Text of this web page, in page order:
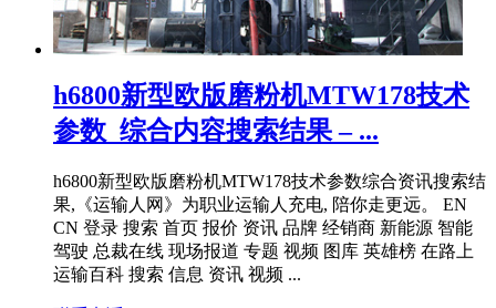
h6800新型欧版磨粉机MTW178技术
参数_综合内容搜索结果 – ...
h6800新型欧版磨粉机MTW178技术参数综合资讯搜索结
果,《运输人网》为职业运输人充电, 陪你走更远。 EN
CN 登录 搜索 首页 报价 资讯 品牌 经销商 新能源 智能
驾驶 总裁在线 现场报道 专题 视频 图库 英雄榜 在路上
运输百科 搜索 信息 资讯 视频 ...